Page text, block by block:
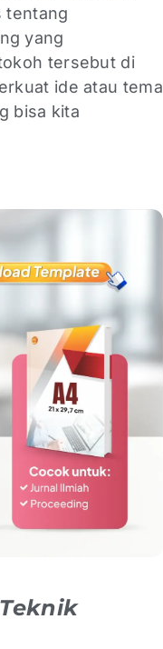
tentang
yang
tersebut di
ide atau tema
bisa kita
Teknik